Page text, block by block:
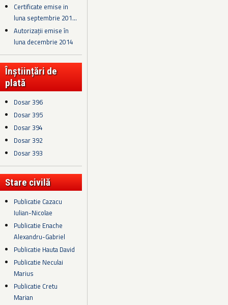
Certificate emise in
luna septembrie 201...
Autorizații emise în
luna decembrie 2014
Înștiințări de
plată
Dosar 396
Dosar 395
Dosar 394
Dosar 392
Dosar 393
Stare civilă
Publicatie Cazacu
Iulian-Nicolae
Publicatie Enache
Alexandru-Gabriel
Publicatie Hauta David
Publicatie Neculai
Marius
Publicatie Cretu
Marian